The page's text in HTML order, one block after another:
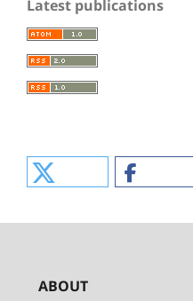
Latest publications
ABOUT